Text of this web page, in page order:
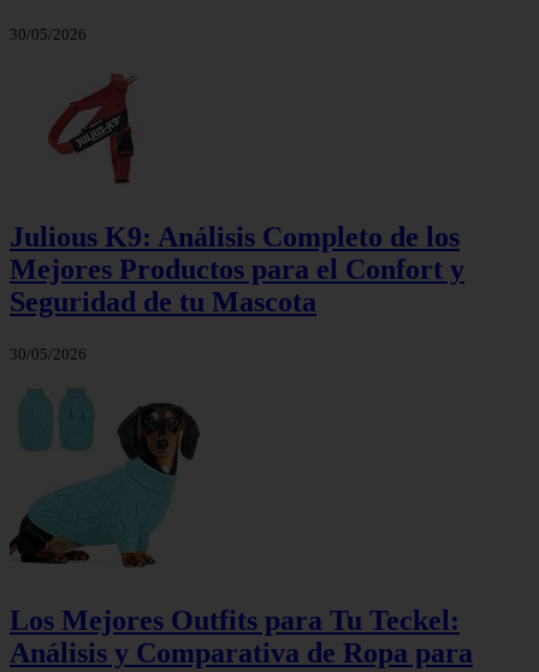
30/05/2026
Julious K9: Análisis Completo de los
Mejores Productos para el Confort y
Seguridad de tu Mascota
30/05/2026
Los Mejores Outfits para Tu Teckel:
Análisis y Comparativa de Ropa para